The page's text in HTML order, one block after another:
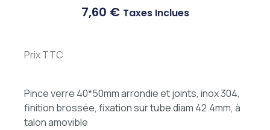
7,60 € Taxes Inclues
Prix TTC
Pince verre 40*50mm arrondie et joints, inox 304,
finition brossée, fixation sur tube diam 42.4mm, à
talon amovible